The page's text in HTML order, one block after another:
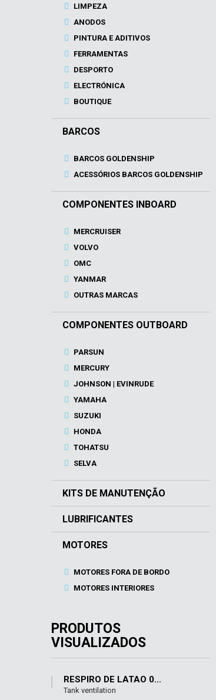
LIMPEZA
ANODOS
PINTURA E ADITIVOS
FERRAMENTAS
DESPORTO
ELECTRÓNICA
BOUTIQUE
BARCOS
BARCOS GOLDENSHIP
ACESSÓRIOS BARCOS GOLDENSHIP
COMPONENTES INBOARD
MERCRUISER
VOLVO
OMC
YANMAR
OUTRAS MARCAS
COMPONENTES OUTBOARD
PARSUN
MERCURY
JOHNSON | EVINRUDE
YAMAHA
SUZUKI
HONDA
TOHATSU
SELVA
KITS DE MANUTENÇÃO
LUBRIFICANTES
MOTORES
MOTORES FORA DE BORDO
MOTORES INTERIORES
PRODUTOS
VISUALIZADOS
RESPIRO DE LATÃO 0...
Tank ventilation